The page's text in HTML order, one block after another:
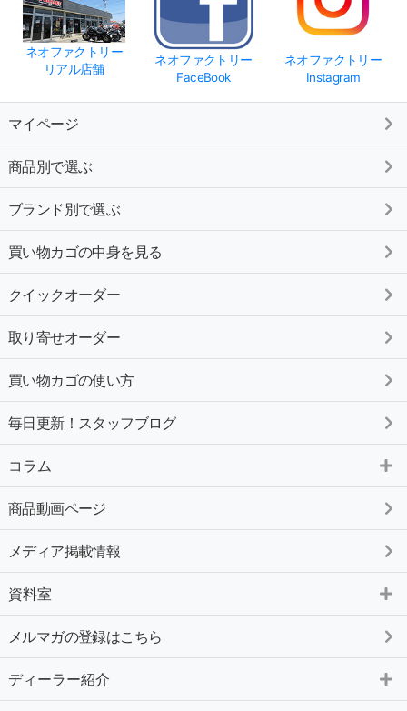
ネオファクトリー
リアル店舗
ネオファクトリー
FaceBook
ネオファクトリー
Instagram
マイページ
商品別で選ぶ
ブランド別で選ぶ
買い物カゴの中身を見る
クイックオーダー
取り寄せオーダー
買い物カゴの使い方
毎日更新！スタッフブログ
コラム
商品動画ページ
メディア掲載情報
資料室
メルマガの登録はこちら
ディーラー紹介